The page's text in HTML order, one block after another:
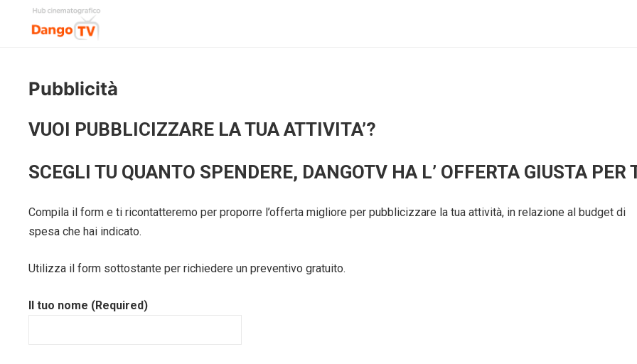
Pubblicità
VUOI PUBBLICIZZARE LA TUA ATTIVITA’?
SCEGLI TU QUANTO SPENDERE, DANGOTV HA L’ OFFERTA GIUSTA PER
Compila il form e ti ricontatteremo per proporre l’offerta migliore per pubblicizzare la tua attività, in relazione al budget di
spesa che hai indicato.
Utilizza il form sottostante per richiedere un preventivo gratuito.
Il tuo nome (Required)